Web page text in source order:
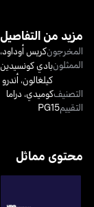
مزيد من التفاصيل
المخرجونكريس أوداود
الممثلونبادي كونسيدين
كيلغالون،
التصنيفكوميدي، دراما
التقييمPG15
محتوى مماثل